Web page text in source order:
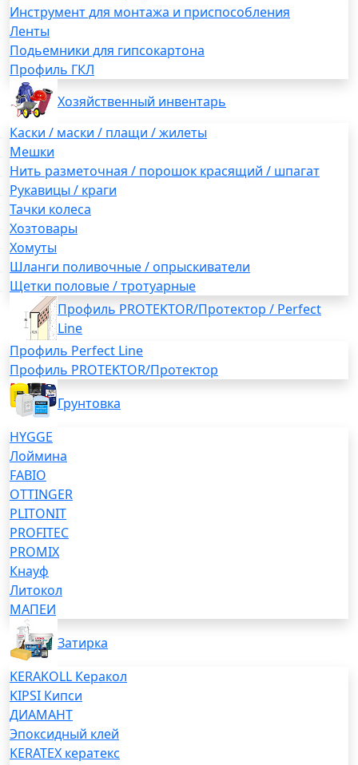
Инструмент для монтажа и приспособления
Ленты
Подьемники для гипсокартона
Профиль ГКЛ
Хозяйственный инвентарь
Каски / маски / плащи / жилеты
Мешки
Нить разметочная / порошок красящий / шпагат
Рукавицы / краги
Тачки колеса
Хозтовары
Хомуты
Шланги поливочные / опрыскиватели
Щетки половые / тротуарные
Профиль PROTEKTOR/Протектор / Perfect
Line
Профиль Perfect Line
Профиль PROTEKTOR/Протектор
Грунтовка
HYGGE
Лоймина
FABIO
OTTINGER
PLITONIT
PROFITEC
PROMIX
Кнауф
Литокол
МАПЕИ
Затирка
KERAKOLL Керакол
KIPSI Кипси
ДИАМАНТ
Эпоксидный клей
KERATEX кератекс